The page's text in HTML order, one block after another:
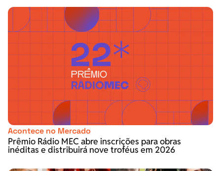
Acontece no Mercado
Prêmio Rádio MEC abre inscrições para obras
inéditas e distribuirá nove troféus em 2026